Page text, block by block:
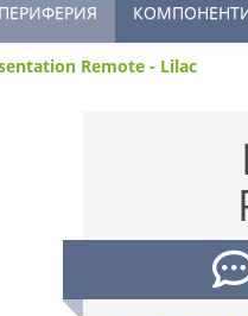
ПЕРИФЕРИЯ
Remote - Lilac